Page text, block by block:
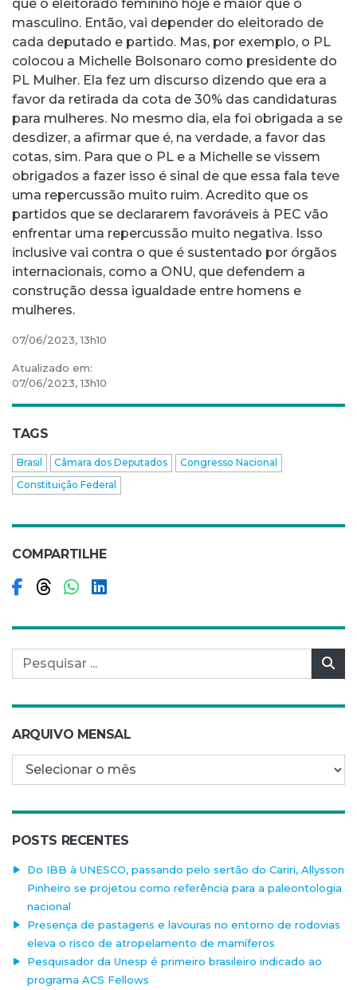
que o eleitorado feminino hoje é maior que o
masculino. Então, vai depender do eleitorado de
cada deputado e partido. Mas, por exemplo, o PL
colocou a Michelle Bolsonaro como presidente do
PL Mulher. Ela fez um discurso dizendo que era a
favor da retirada da cota de 30% das candidaturas
para mulheres. No mesmo dia, ela foi obrigada a se
desdizer, a afirmar que é, na verdade, a favor das
cotas, sim. Para que o PL e a Michelle se vissem
obrigados a fazer isso é sinal de que essa fala teve
uma repercussão muito ruim. Acredito que os
partidos que se declararem favoráveis à PEC vão
enfrentar uma repercussão muito negativa. Isso
inclusive vai contra o que é sustentado por órgãos
internacionais, como a ONU, que defendem a
construção dessa igualdade entre homens e
mulheres.
07/06/2023, 13h10
Atualizado em:
07/06/2023, 13h10
TAGS
Brasil Câmara dos Deputados
Congresso Nacional
Constituição Federal
COMPARTILHE
Compartilhar no Facebook
Compartilhar no Threads
Compartilhar no WhatsApp
Compartilhar no LinkedIn
Pesquisar por:
ARQUIVO MENSAL
Arquivo mensal
POSTS RECENTES
Do IBB à UNESCO, passando pelo sertão do Cariri, Allysson
Pinheiro se projetou como referência para a paleontologia
nacional
Presença de pastagens e lavouras no entorno de rodovias
eleva o risco de atropelamento de mamíferos
Pesquisador da Unesp é primeiro brasileiro indicado ao
programa ACS Fellows